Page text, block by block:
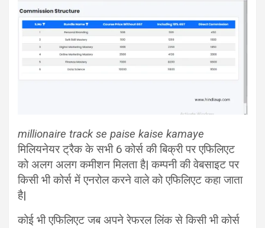
millionaire track se paise kaise kamaye
मिलियनेयर ट्रैक के सभी 6 कोर्स की बिक्री पर एफिलिएट
को अलग अलग कमीशन मिलता है| कम्पनी की वेबसाइट पर
किसी भी कोर्स में एनरोल करने वाले को एफिलिएट कहा जाता
है|
कोई भी एफिलिएट जब अपने रेफरल लिंक से किसी भी कोर्स